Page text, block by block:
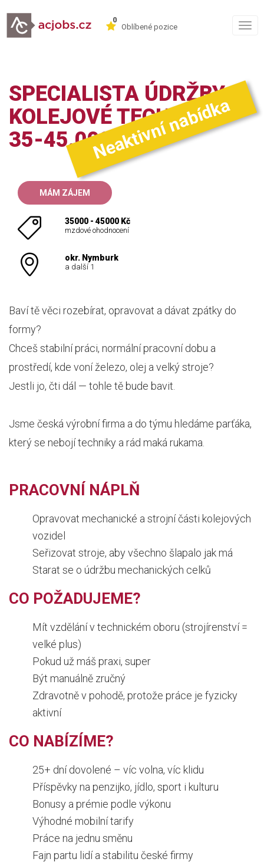
0
Oblíbené pozice
SPECIALISTA ÚDRŽBY
KOLEJOVÉ TECHNIKY
35-45.000KČNeaktivní nabídka
MÁM ZÁJEM
35000 - 45000 Kč
mzdové ohodnocení
okr. Nymburk
a další 1
Baví tě věci rozebírat, opravovat a dávat zpátky do
formy?
Chceš stabilní práci, normální pracovní dobu a
prostředí, kde voní železo, olej a velký stroje?
Jestli jo, čti dál — tohle tě bude bavit.
Jsme česká výrobní firma a do týmu hledáme parťáka,
který se nebojí techniky a rád maká rukama.
PRACOVNÍ NÁPLŇ
Opravovat mechanické a strojní části kolejových
vozidel
Seřizovat stroje, aby všechno šlapalo jak má
Starat se o údržbu mechanických celků
CO POŽADUJEME?
Mít vzdělání v technickém oboru (strojírenství =
velké plus)
Pokud už máš praxi, super
Být manuálně zručný
Zdravotně v pohodě, protože práce je fyzicky
aktivní
CO NABÍZÍME?
25+ dní dovolené – víc volna, víc klidu
Příspěvky na penzijko, jídlo, sport i kulturu
Bonusy a prémie podle výkonu
Výhodné mobilní tarify
Práce na jednu směnu
Fajn partu lidí a stabilitu české firmy